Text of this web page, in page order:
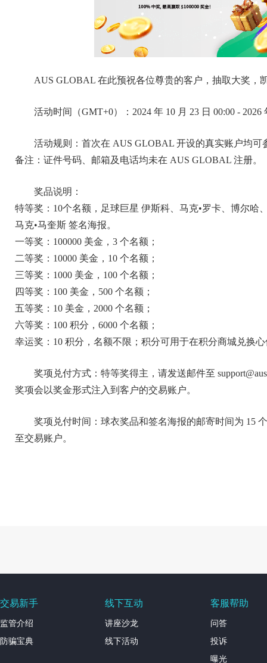
AUS GLOBAL 在此预祝各位尊贵的客户，抽取大奖，
活动时间（GMT+0）：2024 年 10 月 23 日 00:00 - 2026
活动规则：首次在 AUS GLOBAL 开设的真实账户均
备注：证件号码、邮箱及电话均未在 AUS GLOBAL 注册。
奖品说明：
特等奖：10个名额，足球巨星 伊斯科、马克•罗卡、博尔
马克•马奎斯 签名海报。
一等奖：100000 美金，3 个名额；
二等奖：10000 美金，10 个名额；
三等奖：1000 美金，100 个名额；
四等奖：100 美金，500 个名额；
五等奖：10 美金，2000 个名额；
六等奖：100 积分，6000 个名额；
幸运奖：10 积分，名额不限；积分可用于在积分商城兑换
奖项兑付方式：特等奖得主，请发送邮件至
奖项会以奖金形式注入到客户的交易账户。
奖项兑付时间：球衣奖品和签名海报的邮寄时间为 15
至交易账户。
交易新手
监管介绍
防骗宝典
线下互动
讲座沙龙
线下活动
客服帮助
问答
投诉
曝光